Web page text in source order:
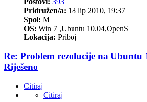
Pridružen/a: 18 lip 2010, 19:37
Spol: M
OS: Win 7 ,Ubuntu 10.04,OpenS
Lokacija: Priboj
Re: Problem rezolucije na Ubuntu
Riješeno
Citiraj
Citiraj